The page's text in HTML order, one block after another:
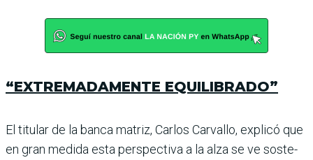
“EXTREMADAMENTE EQUILIBRADO”
El titular de la banca matriz, Carlos Carvallo, explicó que
en gran medida esta pers­pectiva a la alza se ve soste­